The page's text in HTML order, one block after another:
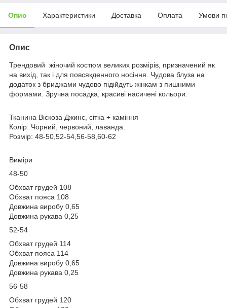
Опис Характеристики Доставка Оплата Умови
Опис
Трендовий жіночий костюм великих розмірів, призначений як
на вихід, так і для повсякденного носіння. Чудова блуза на
додаток з бриджами чудово підійдуть жінкам з пишними
формами. Зручна посадка, красиві насичені кольори.
Тканина Віскоза Джинс, сітка + каміння
Колір: Чорний, червоний, лаванда.
Розмір: 48-50,52-54,56-58,60-62
Виміри
48-50
Обхват грудей 108
Обхват пояса 108
Довжина виробу 0,65
Довжина рукава 0,25
52-54
Обхват грудей 114
Обхват пояса 114
Довжина виробу 0,65
Довжина рукава 0,25
56-58
Обхват грудей 120